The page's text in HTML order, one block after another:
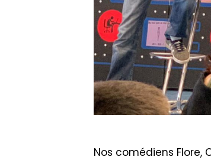
Nos comédiens Flore,